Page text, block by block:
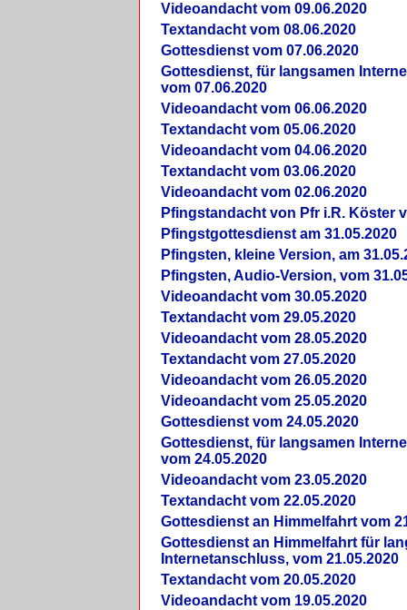
Videoandacht vom 09.06.2020
Textandacht vom 08.06.2020
Gottesdienst vom 07.06.2020
Gottesdienst, für langsamen
vom 07.06.2020
Videoandacht vom 06.06.2020
Textandacht vom 05.06.2020
Videoandacht vom 04.06.2020
Textandacht vom 03.06.2020
Videoandacht vom 02.06.2020
Pfingstandacht von Pfr i.R. Köster
Pfingstgottesdienst am 31.05.2020
Pfingsten, kleine Version, am
Pfingsten, Audio-Version, vom
Videoandacht vom 30.05.2020
Textandacht vom 29.05.2020
Videoandacht vom 28.05.2020
Textandacht vom 27.05.2020
Videoandacht vom 26.05.2020
Videoandacht vom 25.05.2020
Gottesdienst vom 24.05.2020
Gottesdienst, für langsamen
vom 24.05.2020
Videoandacht vom 23.05.2020
Textandacht vom 22.05.2020
Gottesdienst an Himmelfahrt vom
Gottesdienst an Himmelfahrt für
Internetanschluss, vom 21.05.2020
Textandacht vom 20.05.2020
Videoandacht vom 19.05.2020